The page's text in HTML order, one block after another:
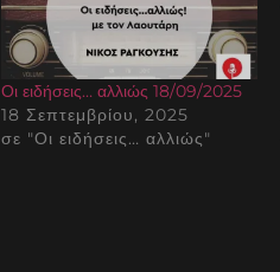
Οι ειδήσεις… αλλιώς 18/09/2025
18 Σεπτεμβρίου, 2025
σε "Οι ειδήσεις… αλλιώς"